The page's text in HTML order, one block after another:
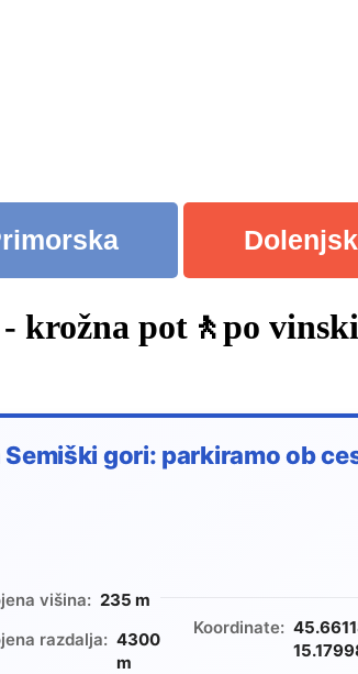
krožna pot🚶po
gori: parkiramo ob
višina: 235 m
razdalja: 4300
m
Koordinate: